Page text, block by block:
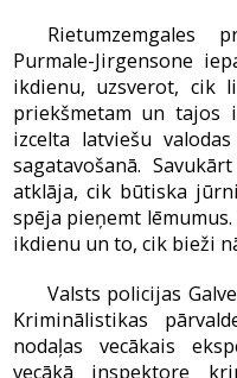
Rietumzemgales
Purmale-Jirgensone
ikdienu, uzsverot, cik
priekšmetam un tajos
izcelta latviešu
sagatavošanā.
atklāja, cik būtiska
spēja pieņemt
ikdienu un to, cik bieži
Valsts policijas
Kriminālistikas
nodaļas vecākais
vecākā inspektore